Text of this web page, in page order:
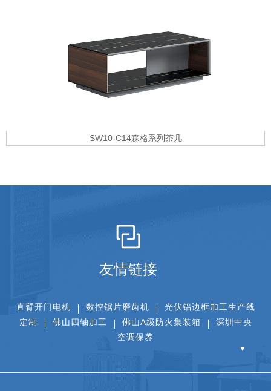
SW10-C14森格系列茶几
友情链接
直臂开门电机 数控锯片磨齿机
光伏铝边框加工生产线
定制
佛山四轴加工 佛山A级防火集装箱
深圳中央
空调保养
▼